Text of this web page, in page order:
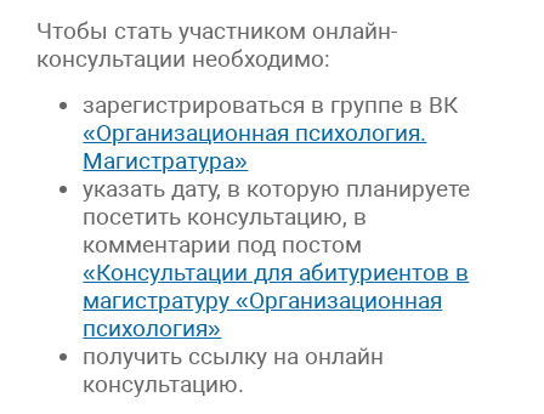
Чтобы стать участником онлайн-
консультации необходимо:
зарегистрироваться в группе в ВК
«Организационная психология.
Магистратура»
указать дату, в которую планируете
посетить консультацию, в
комментарии под постом
«Консультации для абитуриентов в
магистратуру «Организационная
психология»
получить ссылку на онлайн
консультацию.